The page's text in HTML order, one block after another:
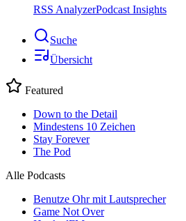
RSS AnalyzerPodcast Insights
Suche
Übersicht
Featured
Down to the Detail
Mindestens 10 Zeichen
Stay Forever
The Pod
Alle Podcasts
Benutze Ohr mit Lautsprecher
Game Not Over